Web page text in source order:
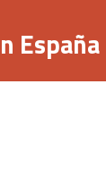
España